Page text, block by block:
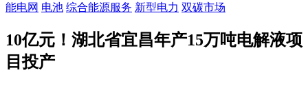
能电网 电池 综合能源服务 新型电力 双碳市场
10亿元！湖北省宜昌年产15万吨电解液项
目投产